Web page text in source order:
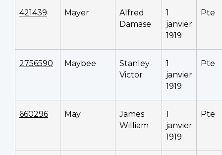
421439 Mayer
Alfred
Damase
1
janvier
1919
Pte
2756590 Maybee
Stanley
Victor
1
janvier
1919
Pte
660296 May
James
William
1
janvier
1919
Pte